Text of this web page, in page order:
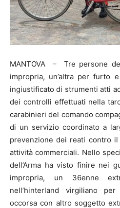
MANTOVA – Tre persone
impropria, un’altra per furto
ingiustificato di strumenti atti
dei controlli effettuati nella
carabinieri del comando
di un servizio coordinato a
prevenzione dei reati contro
attività commerciali. Nello
dell’Arma ha visto finire nei
impropria, un 36enne
nell’hinterland virgiliano
occorsa con altro soggetto